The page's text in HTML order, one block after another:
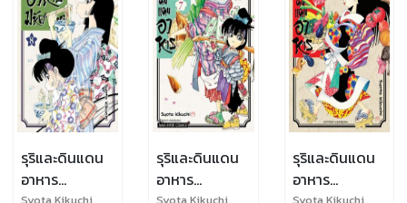
รุริและดินแดน
อาหาร
รุริและดินแดน
อาหาร
รุริและดินแดน
อาหาร